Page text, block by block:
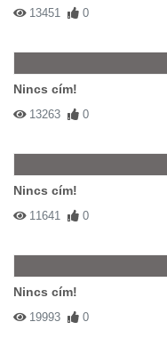
13451 0
Nincs cím!
13263 0
Nincs cím!
11641 0
Nincs cím!
19993 0